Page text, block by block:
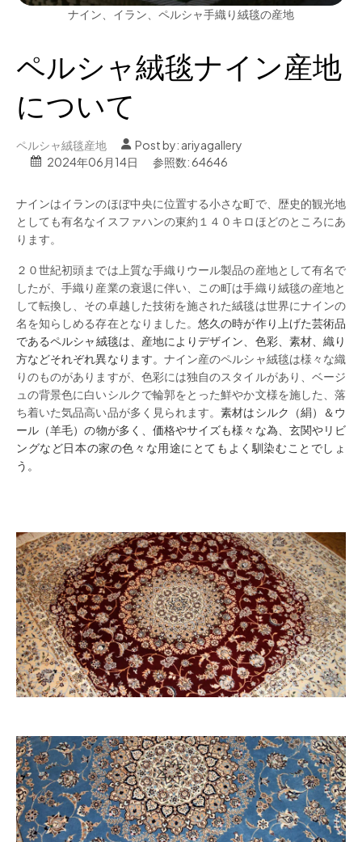
ナイン、イラン、ペルシャ手織り絨毯の産地
ペルシャ絨毯ナイン産地
について
ペルシャ絨毯産地 Post by: ariyagallery
2024年06月14日
参照数: 64646
ナインはイランのほぼ中央に位置する小さな町で、歴史的観光地
としても有名なイスファハンの東約１４０キロほどのところにあ
ります。
２０世紀初頭までは上質な手織りウール製品の産地として有名で
したが、手織り産業の衰退に伴い、この町は手織り絨毯の産地と
して転換し、その卓越した技術を施された絨毯は世界にナインの
名を知らしめる存在となりました。悠久の時が作り上げた芸術品
であるペルシャ 絨毯は、産地によりデザイン、色彩、素材、織り
方などそれぞれ異な ります。 ナイン産のペルシャ絨毯は様々な織
りのものがありますが、色彩には独自のスタイルがあり、ベージ
ュの背景色に白いシルクで輪郭をとった鮮やか文様を施した、落
ち着いた気品高い品が多く見られます。素材はシルク （絹） ＆ ウ
ール （羊毛）の物が多く、価格やサイズも様々な為、玄関やリビ
ングなど 日本の家の色々な用途にとても よく馴染むことでしょ
う。